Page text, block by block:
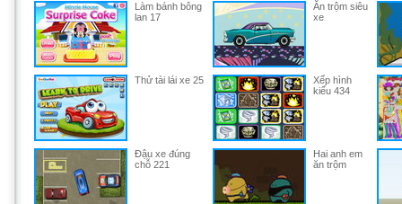
Làm bánh bông
lan 17
Ăn trộm siêu
xe
Thử tài lái xe 25
Xếp hình
kiểu 434
Đậu xe đúng
chỗ 221
Hai anh em
ăn trộm